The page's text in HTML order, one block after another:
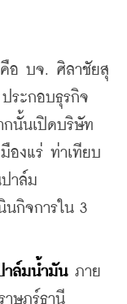
อ บจ. ศิลาชัยสุ
ระกอบธุรกิจ
กนั้นเปิดบริษัท
องแร่ ท่าเทียบ
าล์ม
นกิจการใน 3
าล์มน้ำมัน ภาย
ษฎร์ธานี